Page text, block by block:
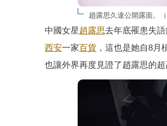
趙露思久違公開露面。
中國女星趙露思去年底罹患失
西安一家百貨 ，這也是她自8
也讓外界再度見證了趙露思的超